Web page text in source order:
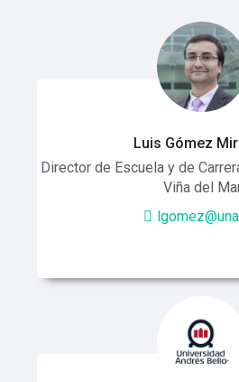
Luis Gómez
Director de Escuela y de
Viña del